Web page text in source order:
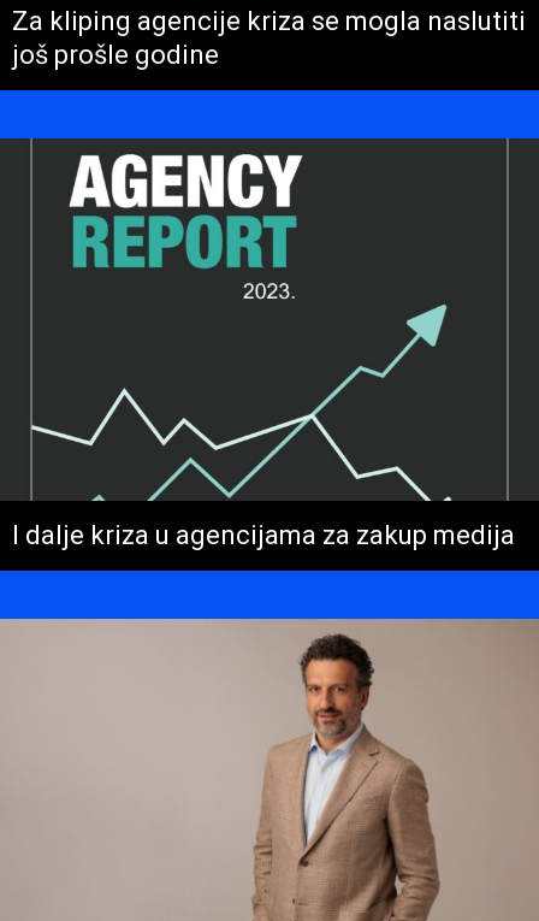
Za kliping agencije kriza se mogla naslutiti
još prošle godine
I dalje kriza u agencijama za zakup medija